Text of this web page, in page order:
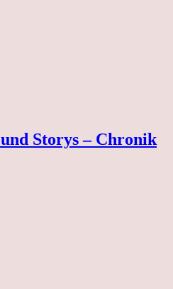
Storys – Chronik